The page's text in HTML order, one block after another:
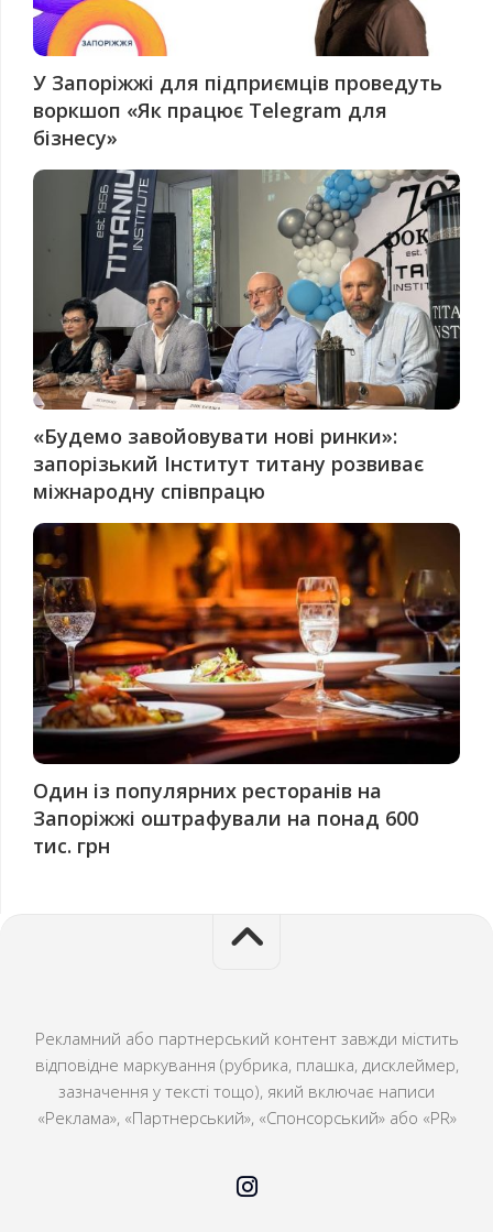
У Запоріжжі для підприємців проведуть
воркшоп «Як працює Telegram для
бізнесу»
«Будемо завойовувати нові ринки»:
запорізький Інститут титану розвиває
міжнародну співпрацю
Один із популярних ресторанів на
Запоріжжі оштрафували на понад 600
тис. грн
Рекламний або партнерський контент завжди містить
відповідне маркування (рубрика, плашка, дисклеймер,
зазначення у тексті тощо), який включає написи
«Реклама», «Партнерський», «Спонсорський» або «PR»